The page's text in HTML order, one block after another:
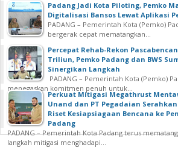
Padang Jadi Kota Piloting, Pemko
Digitalisasi Bansos Lewat Aplikasi
PADANG – Pemerintah Kota (Pemko)
bergerak cepat mematangkan...
Percepat Rehab-Rekon
Triliun, Pemko Padang dan BWS
Sinergikan Langkah
PADANG – Pemerintah Kota (Pemko)
menegaskan komitmen penuh untuk...
Perkuat Mitigasi Megathrust
Unand dan PT Pegadaian
Riset Kesiapsiagaan Bencana ke
Padang
PADANG – Pemerintah Kota Padang terus
langkah mitigasi menghadapi...